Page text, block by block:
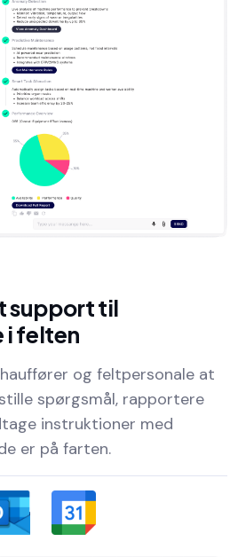
support til
i felten
og feltpersonale at
spørgsmål, rapportere
instruktioner med
er på farten.